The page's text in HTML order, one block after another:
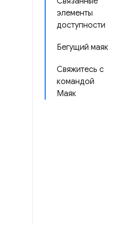
элементы
доступности
Бегущий маяк
Свяжитесь с
командой
Маяк